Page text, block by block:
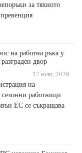
за тяхното
на работна ръка у
двор
17 юли, 2026
на
работници
ЕС се съкращава